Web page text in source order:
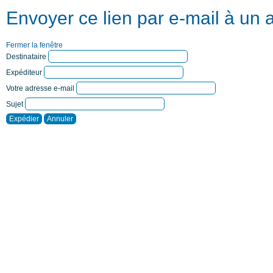
Envoyer ce lien par e-mail à un
Fermer la fenêtre
Destinataire
Expéditeur
Votre adresse e-mail
Sujet
Expédier
Annuler